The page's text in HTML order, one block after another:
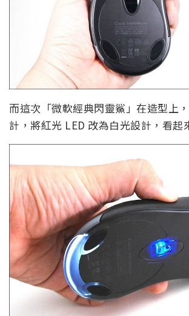
而這次「微軟經典閃靈鯊」在造型上
計，將紅光 LED 改為白光設計，看起